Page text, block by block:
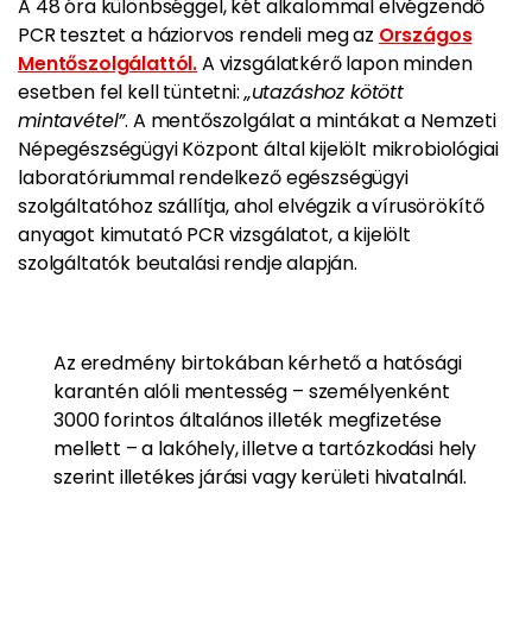
A 48 óra különbséggel, két alkalommal elvégzendő
PCR tesztet a háziorvos rendeli megaz Országos
Mentőszolgálattól.A vizsgálatkérő lapon minden
esetben fel kell tüntetni:„utazáshoz kötött
mintavétel”. A mentőszolgálat a mintákat a Nemzeti
Népegészségügyi Központ által kijelölt mikrobiológiai
laboratóriummal rendelkező egészségügyi
szolgáltatóhoz szállítja, ahol elvégzik a vírusörökítő
anyagot kimutató PCR vizsgálatot, a kijelölt
szolgáltatók beutalási rendje alapján.
Az eredmény birtokában kérhető a hatósági
karantén alóli mentesség – személyenként
3000 forintos általános illeték megfizetése
mellett – a lakóhely, illetve a tartózkodási hely
szerint illetékes járási vagy kerületi hivatalnál.